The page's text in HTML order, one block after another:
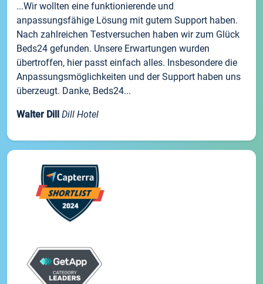
...Wir wollten eine funktionierende und
anpassungsfähige Lösung mit gutem Support haben.
Nach zahlreichen Testversuchen haben wir zum Glück
Beds24 gefunden. Unsere Erwartungen wurden
übertroffen, hier passt einfach alles. Insbesondere die
Anpassungsmöglichkeiten und der Support haben uns
überzeugt. Danke, Beds24...
Walter Dill Dill Hotel